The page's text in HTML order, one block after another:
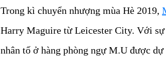
Trong kì chuyển nhượng mùa Hè 2019,
Harry Maguire từ Leicester City. Với sự
nhân tố ở hàng phòng ngự M.U được